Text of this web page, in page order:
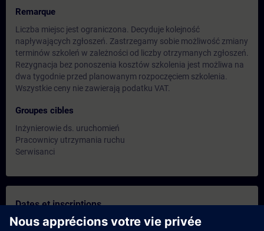
Remarque
Liczba miejsc jest ograniczona. Decyduje kolejność
napływających zgłoszeń. Zastrzegamy sobie możliwość zmiany
terminów szkoleń w zależności od liczby otrzymanych zgłoszeń.
Rezygnacja bez ponoszenia kosztów szkolenia jest możliwa na
dwa tygodnie przed planowanym rozpoczęciem szkolenia.
Wszystkie ceny nie zawierają podatku VAT.
Groupes cibles
Inżynierowie ds. uruchomień
Pracownicy utrzymania ruchu
Serwisanci
Dates et inscriptions